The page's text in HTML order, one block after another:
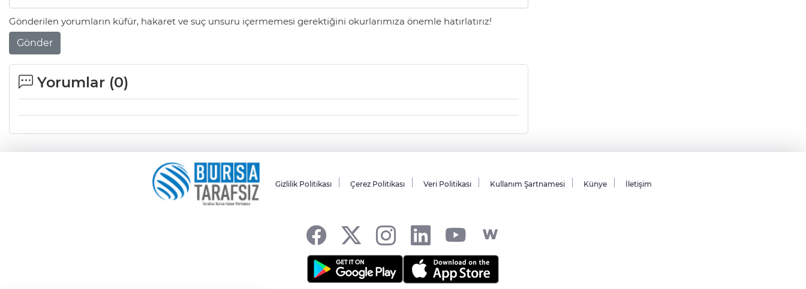
Gönderilen yorumların küfür, hakaret ve suç unsuru içermemesi gerektiğini okurlarımıza önemle hatırlatırız!
Gönder
Yorumlar (0)
Gizlilik Politikası Çerez Politikası Veri Politikası Kullanım Şartnamesi Künye İletişim